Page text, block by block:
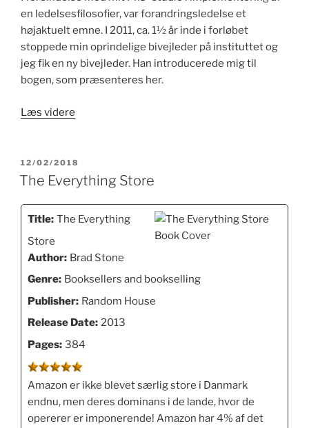
en ledelsesfilosofier, var forandringsledelse et
højaktuelt emne. I 2011, ca. 1½ år inde i forløbet
stoppede min oprindelige bivejleder på instituttet og
jeg fik en ny bivejleder. Han introducerede mig til
bogen, som præsenteres her.
Læs videre
of
Change”
UDGIVET
DEN
12/02/2018
The Everything Store
Title: The Everything
Store
Author: Brad Stone
Genre: Booksellers and bookselling
Publisher: Random House
Release Date: 2013
Pages: 384
Amazon er ikke blevet særlig store i Danmark
endnu, men deres dominans i de lande, hvor de
opererer er imponerende! Amazon har 4% af det